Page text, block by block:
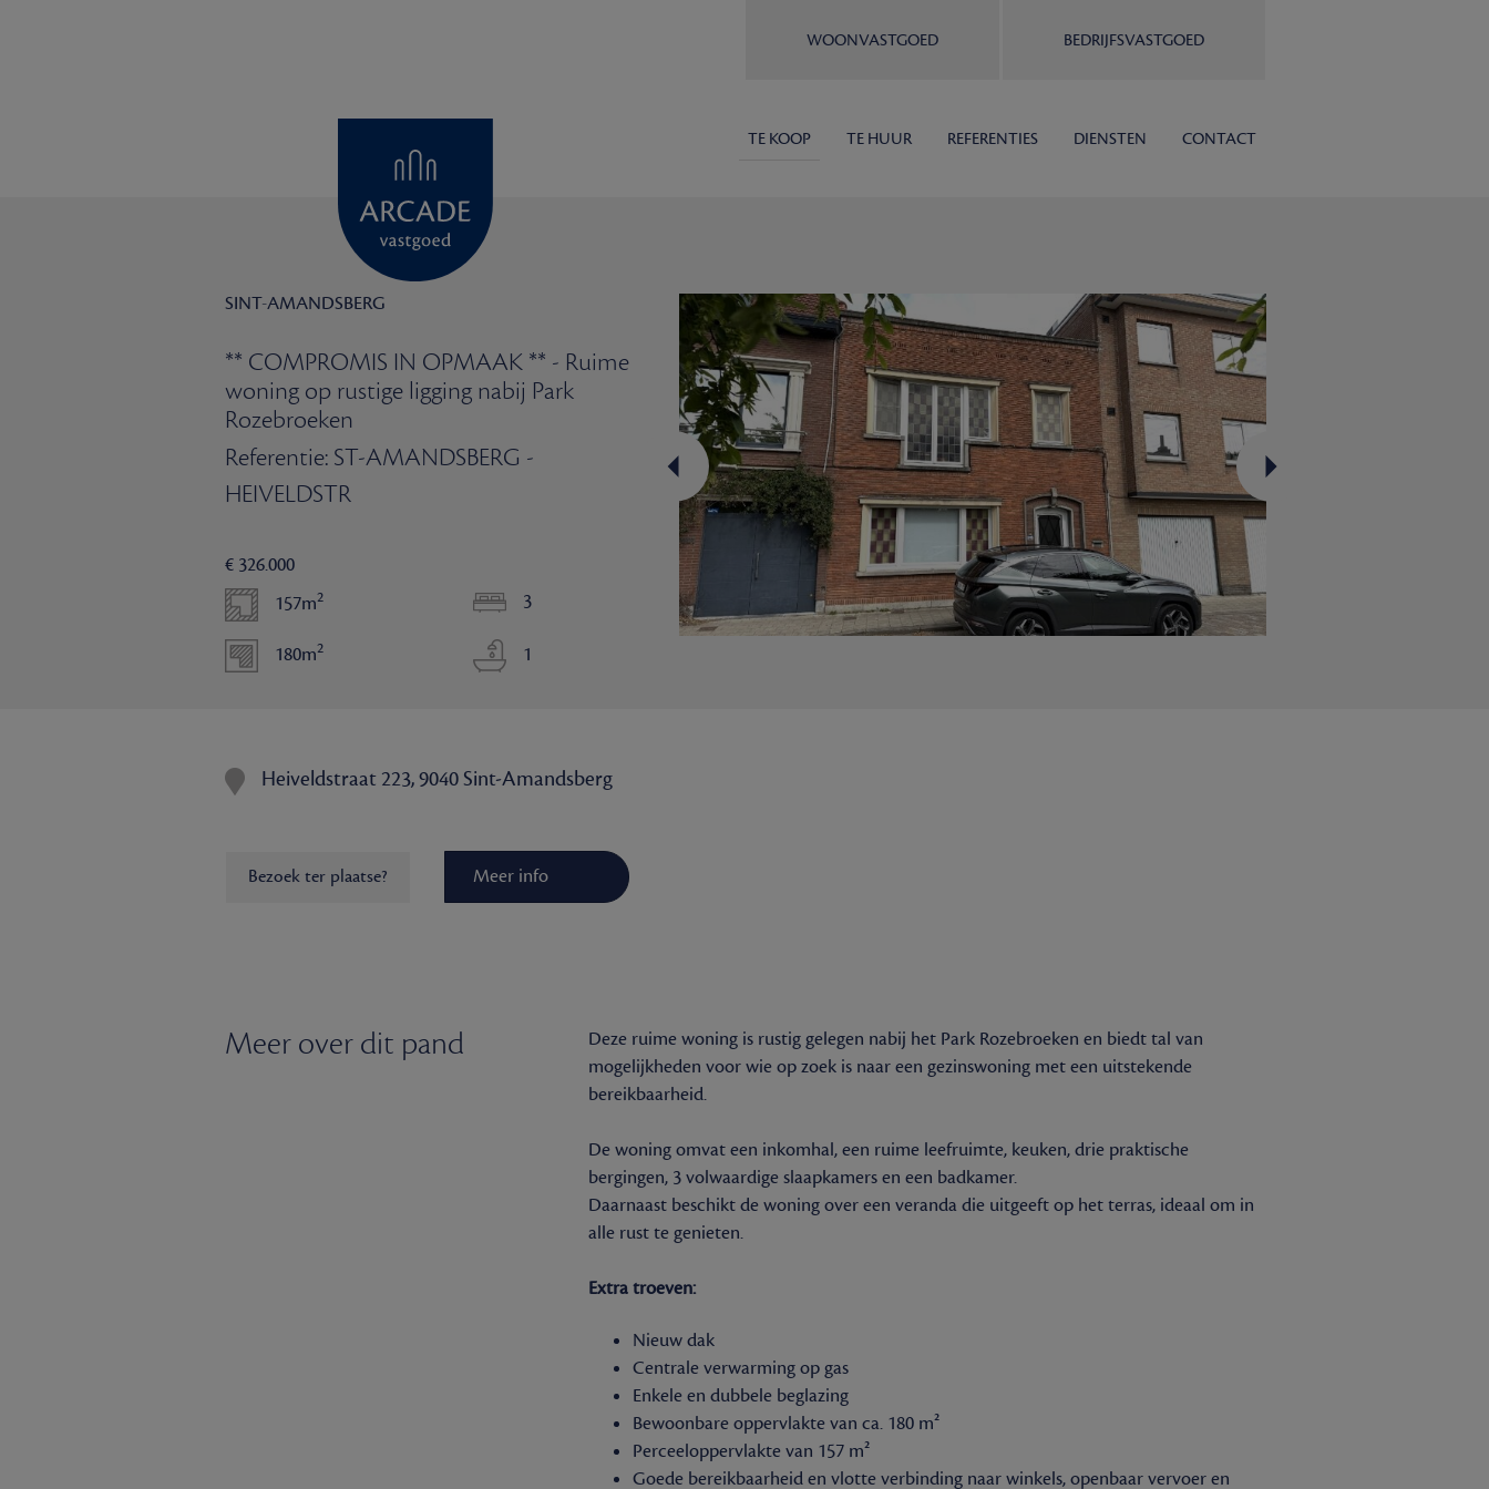
WOONVASTGOED BEDRIJFSVASTGOED
TE KOOP TE HUUR REFERENTIES DIENSTEN CONTACT
SINT-AMANDSBERG
** COMPROMIS IN OPMAAK ** - Ruime
woning op rustige ligging nabij Park
Rozebroeken
Referentie: ST-AMANDSBERG -
HEIVELDSTR
€ 326.000
157m2 3
180m2 1
Heiveldstraat 223, 9040 Sint-Amandsberg
Bezoek ter plaatse? Meer info
Meer over dit pand
Deze ruime woning is rustig gelegen nabij het Park Rozebroeken en biedt tal van
mogelijkheden voor wie op zoek is naar een gezinswoning met een uitstekende
bereikbaarheid.
De woning omvat een inkomhal, een ruime leefruimte, keuken, drie praktische
bergingen, 3 volwaardige slaapkamers en een badkamer.
Daarnaast beschikt de woning over een veranda die uitgeeft op het terras, ideaal om in
alle rust te genieten.
Extra troeven:
Nieuw dak
Centrale verwarming op gas
Enkele en dubbele beglazing
Bewoonbare oppervlakte van ca. 180 m²
Perceeloppervlakte van 157 m²
Goede bereikbaarheid en vlotte verbinding naar winkels, openbaar vervoer en